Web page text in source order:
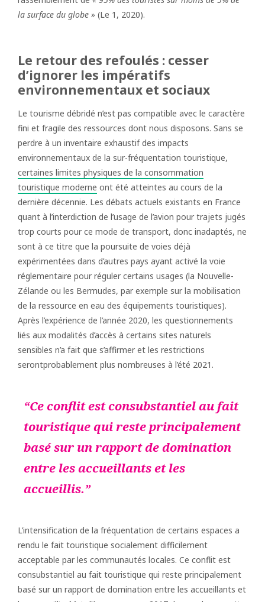
la surface du globe » (Le 1, 2020).
Le retour des refoulés : cesser
d’ignorer les impératifs
environnementaux et sociaux
Le tourisme débridé n’est pas compatible avec le caractère
fini et fragile des ressources dont nous disposons. Sans se
perdre à un inventaire exhaustif des impacts
environnementaux de la sur-fréquentation touristique,
certaines limites physiques de la consommation
touristique moderne ont été atteintes au cours de la
dernière décennie. Les débats actuels existants en France
quant à l’interdiction de l’usage de l’avion pour trajets jugés
trop courts pour ce mode de transport, donc inadaptés, ne
sont à ce titre que la poursuite de voies déjà
expérimentées dans d’autres pays ayant activé la voie
réglementaire pour réguler certains usages (la Nouvelle-
Zélande ou les Bermudes, par exemple sur la mobilisation
de la ressource en eau des équipements touristiques).
Après l’expérience de l’année 2020, les questionnements
liés aux modalités d’accès à certains sites naturels
sensibles n’a fait que s’affirmer et les restrictions
serontprobablement plus nombreuses à l’été 2021.
Ce conflit est consubstantiel au fait
touristique qui reste principalement
basé sur un rapport de domination
entre les accueillants et les
accueillis.
L’intensification de la fréquentation de certains espaces a
rendu le fait touristique socialement difficilement
acceptable par les communautés locales. Ce conflit est
consubstantiel au fait touristique qui reste principalement
basé sur un rapport de domination entre les accueillants et